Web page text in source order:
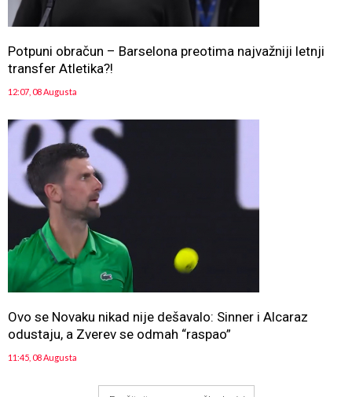
Potpuni obračun – Barselona preotima najvažniji letnji
transfer Atletika?!
12:07, 08 Augusta
Ovo se Novaku nikad nije dešavalo: Sinner i Alcaraz
odustaju, a Zverev se odmah “raspao”
11:45, 08 Augusta